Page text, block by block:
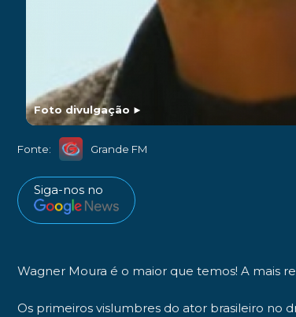
Foto divulgação ►
Fonte: Grande FM
Siga-nos no
Wagner Moura é o maior que temos! A mais
Os primeiros vislumbres do ator brasileiro no